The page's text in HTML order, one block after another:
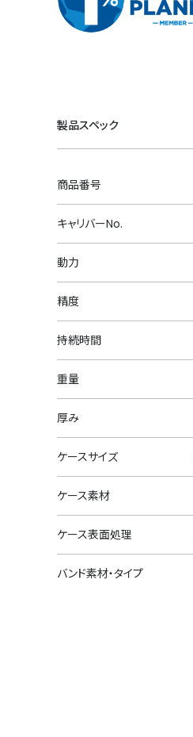
製品スペック
商品番号
キャリバーNo.
動力
精度
持続時間
重量
厚み
ケースサイズ
ケース素材
ケース表面処理
バンド素材・タイプ